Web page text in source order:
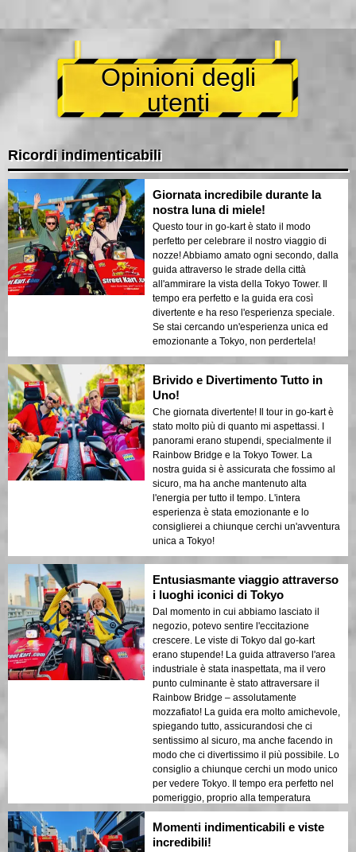
Opinioni degli
utenti
Ricordi indimenticabili
Giornata incredibile durante la
nostra luna di miele!
Questo tour in go-kart è stato il modo
perfetto per celebrare il nostro viaggio di
nozze! Abbiamo amato ogni secondo, dalla
guida attraverso le strade della città
all'ammirare la vista della Tokyo Tower. Il
tempo era perfetto e la guida era così
divertente e ha reso l'esperienza speciale.
Se stai cercando un'esperienza unica ed
emozionante a Tokyo, non perdertela!
Brivido e Divertimento Tutto in
Uno!
Che giornata divertente! Il tour in go-kart è
stato molto più di quanto mi aspettassi. I
panorami erano stupendi, specialmente il
Rainbow Bridge e la Tokyo Tower. La
nostra guida si è assicurata che fossimo al
sicuro, ma ha anche mantenuto alta
l'energia per tutto il tempo. L'intera
esperienza è stata emozionante e lo
consiglierei a chiunque cerchi un'avventura
unica a Tokyo!
Entusiasmante viaggio attraverso
i luoghi iconici di Tokyo
Dal momento in cui abbiamo lasciato il
negozio, potevo sentire l'eccitazione
crescere. Le viste di Tokyo dal go-kart
erano stupende! La guida attraverso l'area
industriale è stata inaspettata, ma il vero
punto culminante è stato attraversare il
Rainbow Bridge – assolutamente
mozzafiato! La guida era molto amichevole,
spiegando tutto, assicurandosi che ci
sentissimo al sicuro, ma anche facendo in
modo che ci divertissimo il più possibile. Lo
consiglio a chiunque cerchi un modo unico
per vedere Tokyo. Il tempo era perfetto nel
pomeriggio, proprio alla temperatura
giusta!
Momenti indimenticabili e viste
incredibili!